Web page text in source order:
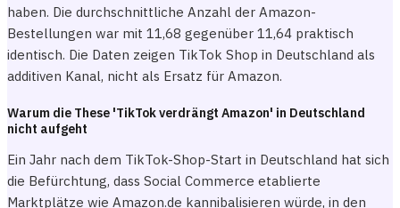
haben. Die durchschnittliche Anzahl der Amazon-
Bestellungen war mit 11,68 gegenüber 11,64 praktisch
identisch. Die Daten zeigen TikTok Shop in Deutschland als
additiven Kanal, nicht als Ersatz für Amazon.
Warum die These 'TikTok verdrängt Amazon' in Deutschland
nicht aufgeht
Ein Jahr nach dem TikTok-Shop-Start in Deutschland hat sich
die Befürchtung, dass Social Commerce etablierte
Marktplätze wie Amazon.de kannibalisieren würde, in den